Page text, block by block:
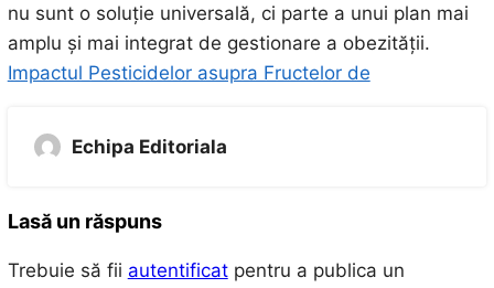
nu sunt o soluție universală, ci parte a unui plan mai
amplu și mai integrat de gestionare a obezității.
Impactul Pesticidelor asupra Fructelor de
Echipa Editoriala
Lasă un răspuns
Trebuie să fii autentificatpentru a publica un